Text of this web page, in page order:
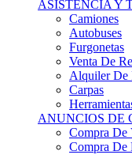
ASISTENCIA Y
Camiones
Autobuses
Furgonetas
Venta De
Alquiler De
Carpas
ANUNCIOS DE
Compra De
Compra De